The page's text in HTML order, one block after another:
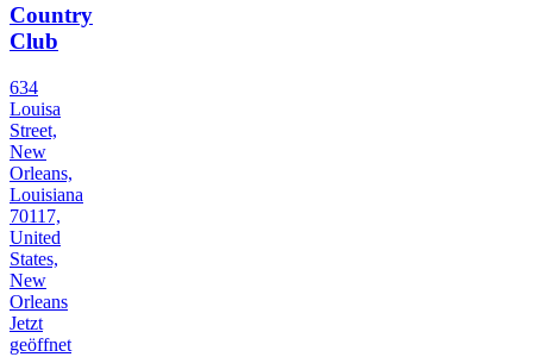
Country
Club
634
Louisa
Street,
New
Orleans,
Louisiana
70117,
United
States,
New
Orleans
Jetzt
geöffnet